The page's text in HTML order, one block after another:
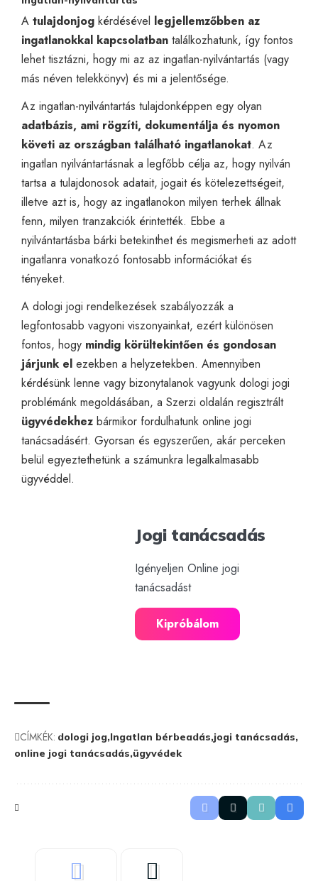
A tulajdonjog kérdésével legjellemzőbben az
ingatlanokkal kapcsolatban találkozhatunk, így fontos
lehet tisztázni, hogy mi az az ingatlan-nyilvántartás (vagy
más néven telekkönyv) és mi a jelentősége.
Az ingatlan-nyilvántartás tulajdonképpen egy olyan
adatbázis, ami rögzíti, dokumentálja és nyomon
követi az országban található ingatlanokat. Az
ingatlan nyilvántartásnak a legfőbb célja az, hogy nyilván
tartsa a tulajdonosok adatait, jogait és kötelezettségeit,
illetve azt is, hogy az ingatlanokon milyen terhek állnak
fenn, milyen tranzakciók érintették. Ebbe a
nyilvántartásba bárki betekinthet és megismerheti az adott
ingatlanra vonatkozó fontosabb információkat és
tényeket.
A dologi jogi rendelkezések szabályozzák a
legfontosabb vagyoni viszonyainkat, ezért különösen
fontos, hogy mindig körültekintően és gondosan
járjunk el ezekben a helyzetekben. Amennyiben
kérdésünk lenne vagy bizonytalanok vagyunk dologi jogi
problémánk megoldásában, a Szerzi oldalán regisztrált
ügyvédekhez bármikor fordulhatunk online jogi
tanácsadásért. Gyorsan és egyszerűen, akár perceken
belül egyeztethetünk a számunkra legalkalmasabb
ügyvéddel.
Jogi tanácsadás
Igényeljen Online jogi
tanácsadást
Kipróbálom
CÍMKÉK: dologi jog Ingatlan bérbeadás jogi tanácsadás
online jogi tanácsadás ügyvédek